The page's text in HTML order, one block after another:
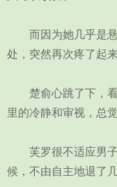
而因为她几乎是悬
处，突然再次疼了起来
楚俞心跳了下，看
里的冷静和审视，总
芙罗很不适应男子
候，不由自主地退了